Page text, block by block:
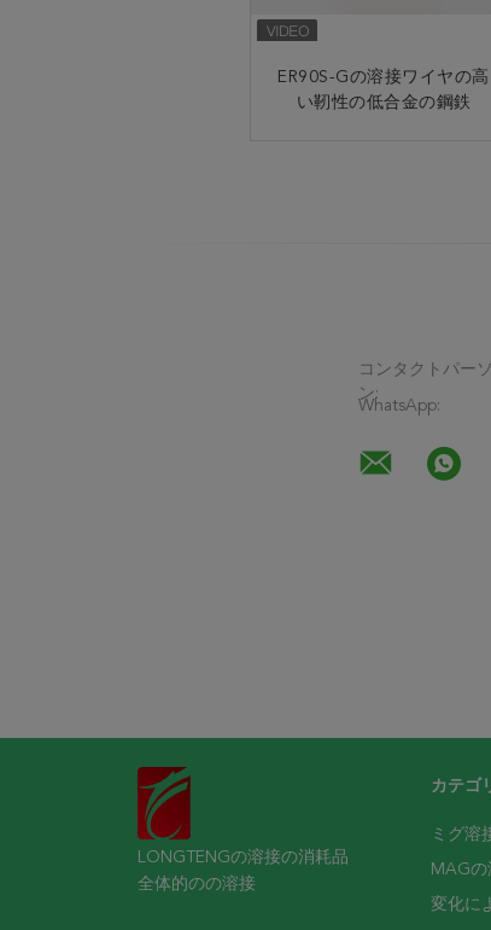
ER90S-Gの溶接ワイヤの高
い靭性の低合金の鋼鉄
GMAW ER100S-G MAGの
溶接ワイヤの高力鋼鉄5kg
コンタクトパーソ
ン:
WhatsApp:
LONGTENGの溶接の消耗品
全体的のの溶接
カテゴ
ミグ溶
MAG
変化に